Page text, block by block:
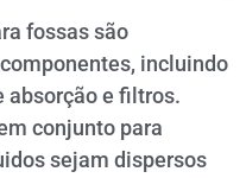
fossas são
incluindo
absorção e filtros.
conjunto para
sejam dispersos